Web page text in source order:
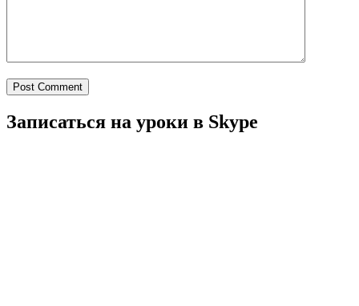
Post Comment
Записаться на уроки в Skype